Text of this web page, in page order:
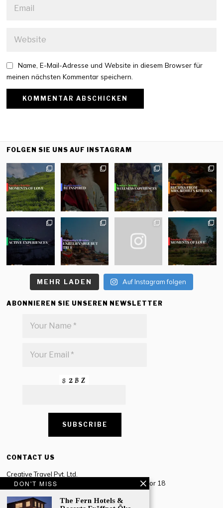
Name, E-Mail-Adresse und Website in diesem Browser für
meinen nächsten Kommentar speichern.
FOLGEN SIE UNS AUF INSTAGRAM
MEHR LADEN Auf Instagram folgen
ABONNIEREN SIE UNSEREN NEWSLETTER
CONTACT US
Creative Travel Pvt. Ltd.
Creative Plaza, 283 Udyog Vihar Phase 2, Sector 18
Gurugram, Haryana – 122016, India
DON'T MISS
The Fern Hotels &